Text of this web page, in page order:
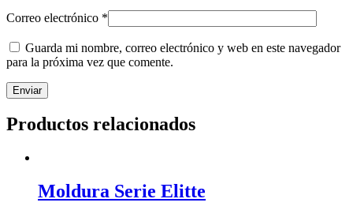
Correo electrónico *
Guarda mi nombre, correo electrónico y web en este navegador
para la próxima vez que comente.
Productos relacionados
Moldura Serie Elitte